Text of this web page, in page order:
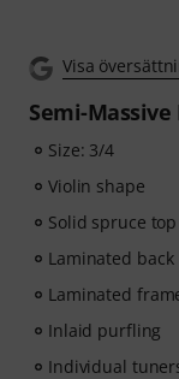
Visa
Semi-Massive
Size: 3/4
Violin shape
Solid spruce top
Laminated back
Laminated
Inlaid purfling
Individual